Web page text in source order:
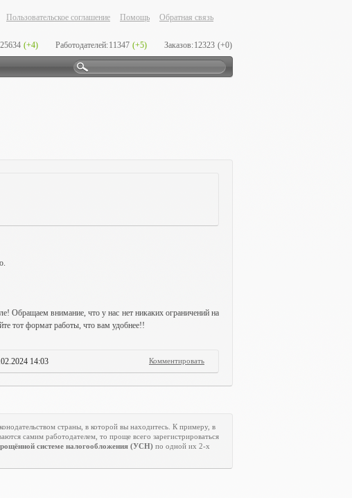
Пользовательское соглашение Помощь Обратная связь
25634 (+4) Работодателей:11347 (+5) Заказов:12323 (+0)
Обращаем внимание, что у нас нет никаких ограничений на
тот формат работы, что вам удобнее!!
14:03 Комментировать
страны, в которой вы находитесь. К примеру, в
самим работодателем, то проще всего зарегистрироваться
системе налогообложения (УСН) по одной их 2-х